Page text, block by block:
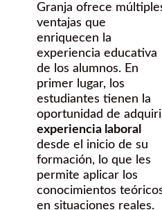
Granja ofrece
ventajas que
enriquecen la
experiencia educativa
de los alumnos. En
primer lugar, los
estudiantes tienen la
oportunidad de
experiencia laboral
desde el inicio de su
formación, lo que les
permite aplicar los
conocimientos
en situaciones reales.